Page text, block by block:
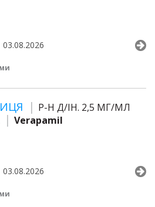
03.08.2026
Р-Н Д/ІН. 2,5 МГ/МЛ
Verapamil
03.08.2026